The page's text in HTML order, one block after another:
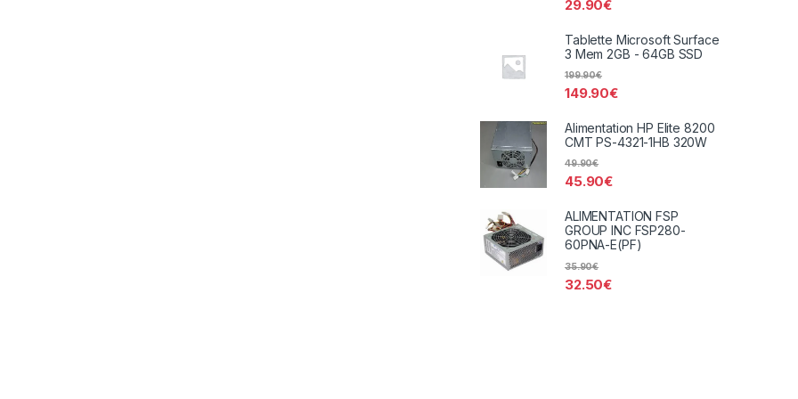
29.90€
Tablette Microsoft Surface
3 Mem 2GB - 64GB SSD
149.90€
199.90€
Alimentation HP Elite 8200
CMT PS-4321-1HB 320W
45.90€
49.90€
ALIMENTATION FSP
GROUP INC FSP280-
60PNA-E(PF)
32.50€
35.90€